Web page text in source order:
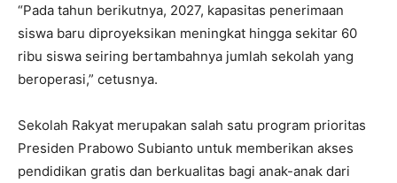
“Pada tahun berikutnya, 2027, kapasitas penerimaan
siswa baru diproyeksikan meningkat hingga sekitar 60
ribu siswa seiring bertambahnya jumlah sekolah yang
beroperasi,” cetusnya.
Sekolah Rakyat merupakan salah satu program prioritas
Presiden Prabowo Subianto untuk memberikan akses
pendidikan gratis dan berkualitas bagi anak-anak dari